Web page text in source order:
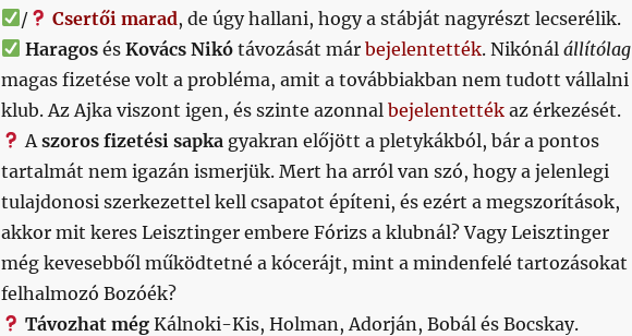
/
Csertői marad, de úgy hallani, hogy a stábját nagyrészt lecserélik.
Haragos ésKovács Nikó távozását márbejelentették. Nikónálállítólag
magas fizetése volt a probléma, amit a továbbiakban nem tudott vállalni
klub. Az Ajka viszont igen, és szinte azonnal bejelentettékaz érkezését.
Aszoros fizetési sapka gyakran előjött a pletykákból, bár a pontos
tartalmát nem igazán ismerjük. Mert ha arról van szó, hogy a jelenlegi
tulajdonosi szerkezettel kell csapatot építeni, és ezért a megszorítások,
akkor mit keres Leisztinger embere Fórizs a klubnál? Vagy Leisztinger
még kevesebből működtetné a kócerájt, mint a mindenfelé tartozásokat
felhalmozó Bozóék?
Távozhat még Kálnoki-Kis, Holman, Adorján, Bobál és Bocskay.